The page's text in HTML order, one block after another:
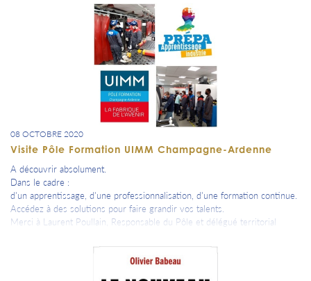
08 OCTOBRE 2020
Visite Pôle Formation UIMM Champagne-Ardenne
A découvrir absolument.
Dans le cadre :
d'un apprentissage, d'une professionnalisation, d'une formation continue.
Accédez à des solutions pour faire grandir vos talents.
Merci à Laurent Poullain, Responsable du Pôle et délégué territorial
Merci également à Younès Boumarhaz co-gérant de Alphaméca3 pour
l'organisation et la mise en relation.